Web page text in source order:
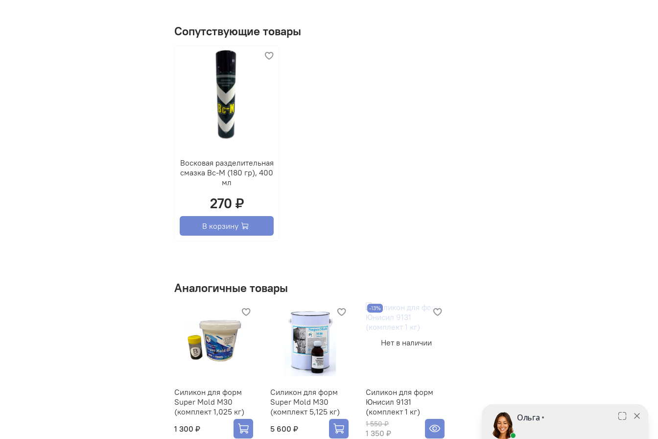
Сопутствующие товары
Восковая разделительная
смазка Вс-М (180 гр), 400
мл
270 ₽
В корзину
Аналогичные товары
Силикон для форм
Super Mold M30
(комплект 1,025 кг)
1 300 ₽
Силикон для форм
Super Mold M30
(комплект 5,125 кг)
5 600 ₽
Нет в наличии
-13%
Силикон для форм
Юнисил 9131
(комплект 1 кг)
1 550 ₽
1 350 ₽